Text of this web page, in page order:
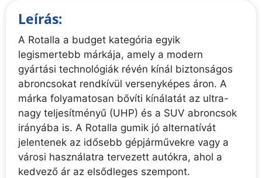
Leírás:
A Rotalla a budget kategória egyik
legismertebb márkája, amely a modern
gyártási technológiák révén kínál biztonságos
abroncsokat rendkívül versenyképes áron. A
márka folyamatosan bővíti kínálatát az ultra-
nagy teljesítményű (UHP) és a SUV abroncsok
irányába is. A Rotalla gumik jó alternatívát
jelentenek az idősebb gépjárművekre vagy a
városi használatra tervezett autókra, ahol a
kedvező ár az elsődleges szempont.